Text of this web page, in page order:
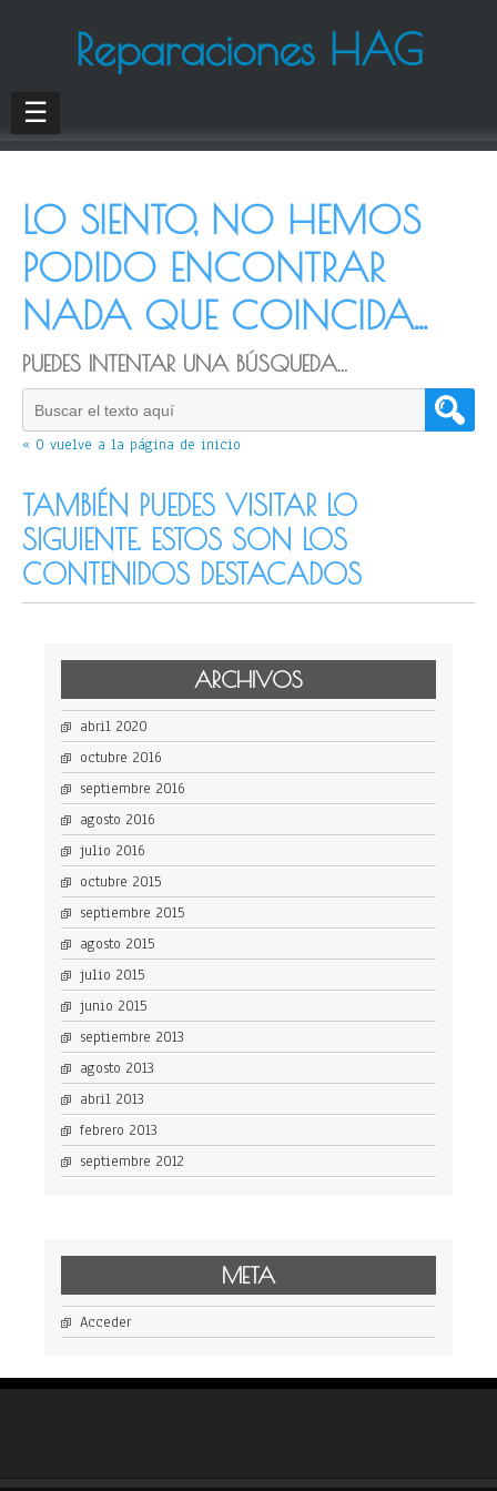
Reparaciones HAG
☰
LO SIENTO, NO HEMOS
PODIDO ENCONTRAR
NADA QUE COINCIDA...
PUEDES INTENTAR UNA BÚSQUEDA...
« O vuelve a la página de inicio
TAMBIÉN PUEDES VISITAR LO
SIGUIENTE. ESTOS SON LOS
CONTENIDOS DESTACADOS
ARCHIVOS
abril 2020
octubre 2016
septiembre 2016
agosto 2016
julio 2016
octubre 2015
septiembre 2015
agosto 2015
julio 2015
junio 2015
septiembre 2013
agosto 2013
abril 2013
febrero 2013
septiembre 2012
META
Acceder